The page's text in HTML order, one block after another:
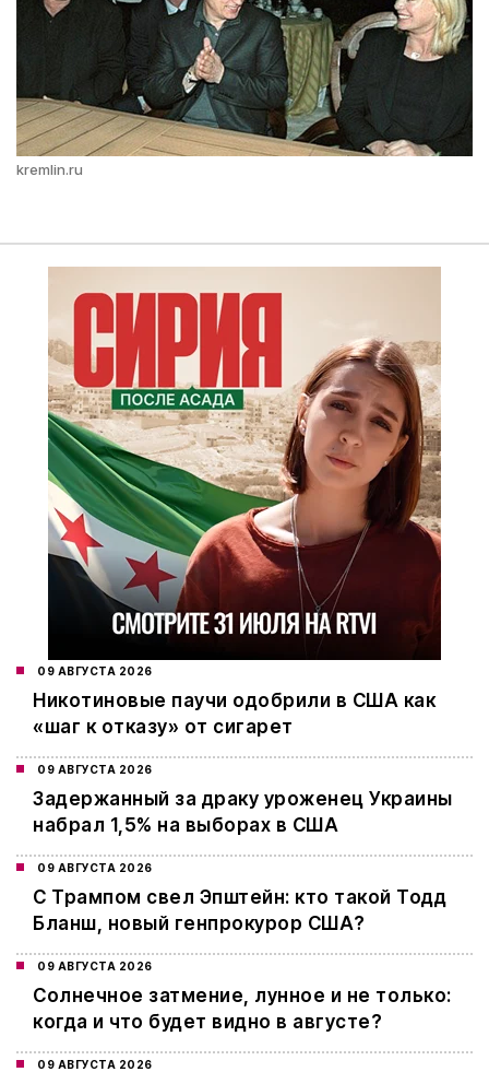
kremlin.ru
09 АВГУСТА 2026
Никотиновые паучи одобрили в США как
«шаг к отказу» от сигарет
09 АВГУСТА 2026
Задержанный за драку уроженец Украины
набрал 1,5% на выборах в США
09 АВГУСТА 2026
С Трампом свел Эпштейн: кто такой Тодд
Бланш, новый генпрокурор США?
09 АВГУСТА 2026
Cолнечное затмение, лунное и не только:
когда и что будет видно в августе?
09 АВГУСТА 2026